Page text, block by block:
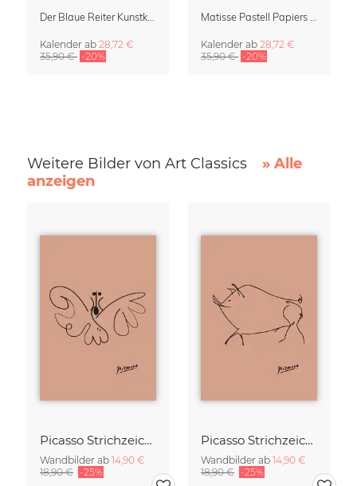
Der Blaue Reiter Kunstkalender 2027
Kalender ab 28,72 €
35,90 € -20%
Matisse Pastell Papiers Découpés Kunstkalender 2027
Kalender ab 28,72 €
35,90 € -20%
Weitere Bilder von Art Classics
» Alle
anzeigen
Picasso Strichzeichnung - Schmetterling Terracotta
Wandbilder ab 14,90 €
18,90 € -25%
Picasso Strichzeichnung - Wildschwein Terracotta
Wandbilder ab 14,90 €
18,90 € -25%